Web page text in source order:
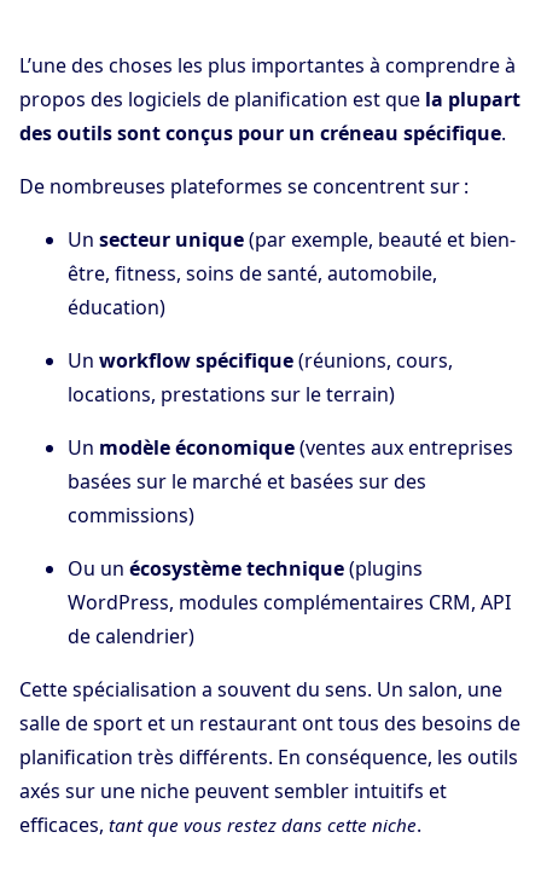
L’une des choses les plus importantes à comprendre à
propos des logiciels de planification est que la plupart
des outils sont conçus pour un créneau spécifique.
De nombreuses plateformes se concentrent sur :
Un secteur unique(par exemple, beauté et bien-
être, fitness, soins de santé, automobile,
éducation)
Un workflow spécifique(réunions, cours,
locations, prestations sur le terrain)
Un modèle économique(ventes aux entreprises
basées sur le marché et basées sur des
commissions)
Ou un écosystème technique(plugins
WordPress, modules complémentaires CRM, API
de calendrier)
Cette spécialisation a souvent du sens. Un salon, une
salle de sport et un restaurant ont tous des besoins de
planification très différents. En conséquence, les outils
axés sur une niche peuvent sembler intuitifs et
efficaces, tant que vous restez dans cette niche.